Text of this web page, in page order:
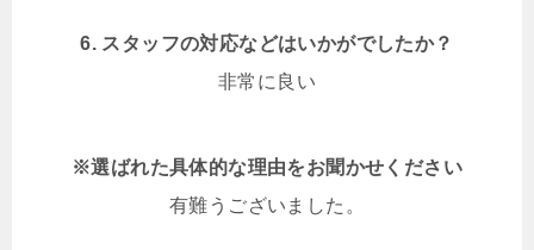
6. スタッフの対応などはいかがでしたか？
非常に良い
※選ばれた具体的な理由をお聞かせください
有難うございました。